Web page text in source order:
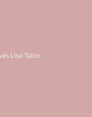
Lise Tailor